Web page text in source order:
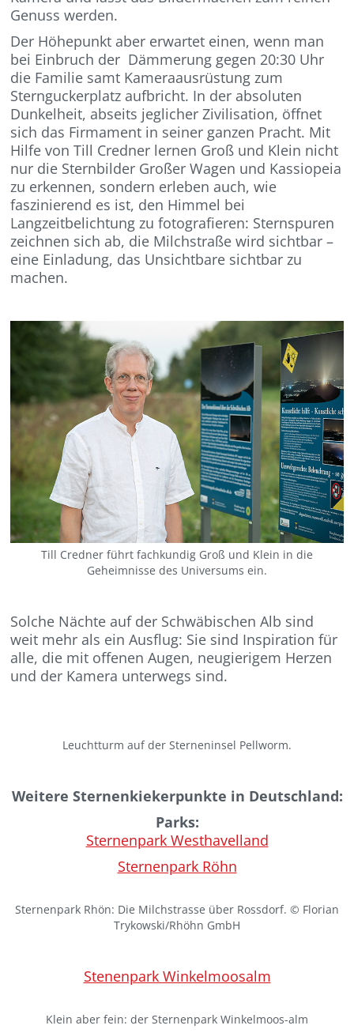
Genuss werden.
Der Höhepunkt aber erwartet einen, wenn man
bei Einbruch der Dämmerung gegen 20:30 Uhr
die Familie samt Kameraausrüstung zum
Sternguckerplatz aufbricht. In der absoluten
Dunkelheit, abseits jeglicher Zivilisation, öffnet
sich das Firmament in seiner ganzen Pracht. Mit
Hilfe von Till Credner lernen Groß und Klein nicht
nur die Sternbilder Großer Wagen und Kassiopeia
zu erkennen, sondern erleben auch, wie
faszinierend es ist, den Himmel bei
Langzeitbelichtung zu fotografieren: Sternspuren
zeichnen sich ab, die Milchstraße wird sichtbar –
eine Einladung, das Unsichtbare sichtbar zu
machen.
Till Credner führt fachkundig Groß und Klein in die
Geheimnisse des Universums ein.
Solche Nächte auf der Schwäbischen Alb sind
weit mehr als ein Ausflug: Sie sind Inspiration für
alle, die mit offenen Augen, neugierigem Herzen
und der Kamera unterwegs sind.
Leuchtturm auf der Sterneninsel Pellworm.
Weitere Sternenkiekerpunkte in Deutschland:
Parks:
Sternenpark Westhavelland
Sternenpark Röhn
Sternenpark Rhön: Die Milchstrasse über Rossdorf. © Florian
Trykowski/Rhöhn GmbH
Stenenpark Winkelmoosalm
Klein aber fein: der Sternenpark Winkelmoos-alm